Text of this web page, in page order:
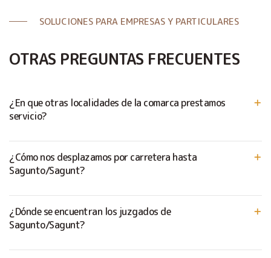
SOLUCIONES PARA EMPRESAS Y PARTICULARES
OTRAS PREGUNTAS FRECUENTES
¿En que otras localidades de la comarca prestamos
servicio?
¿Cómo nos desplazamos por carretera hasta
Sagunto/Sagunt?
¿Dónde se encuentran los juzgados de
Sagunto/Sagunt?